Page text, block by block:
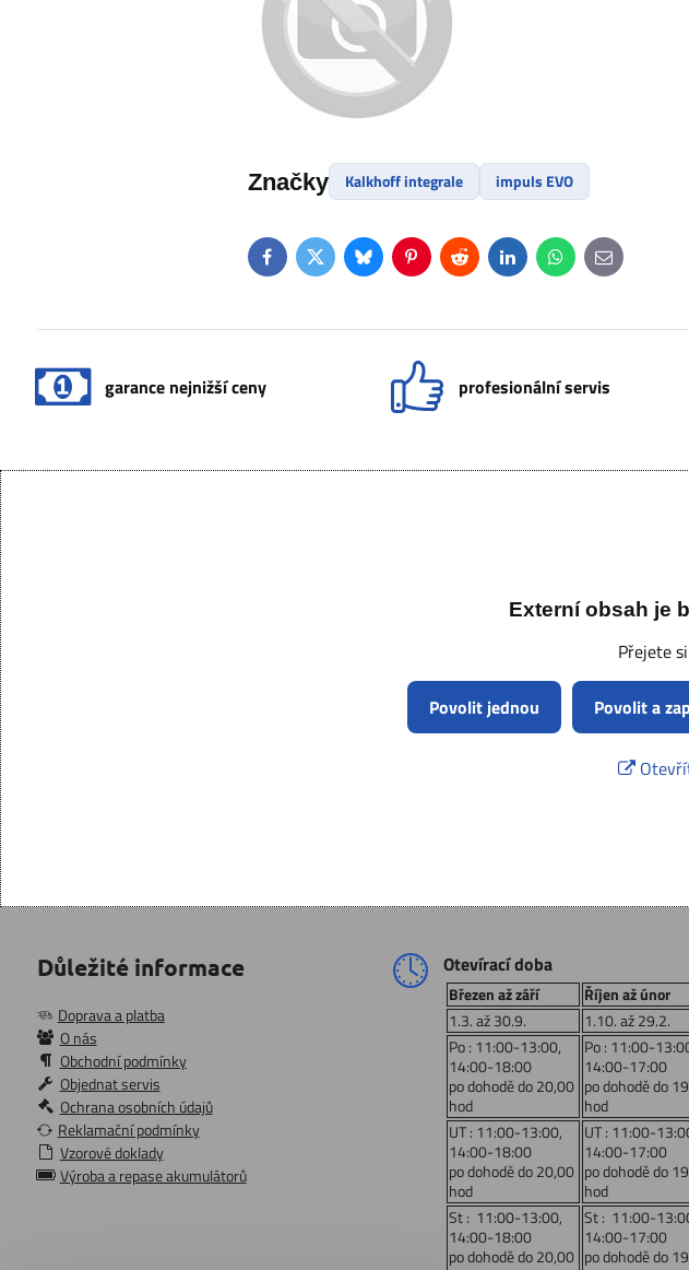
Značky Kalkhoff integrale impuls EVO
FacebookTwitterBlueskyPinterestRedditLinkedInWhatsApp
E-
mail
garance nejnižší ceny profesionální servis
Externí obsah je
Přejete
Povolit jednou Povolit a
Důležité informace
Doprava a platba
O nás
Obchodní podmínky
Objednat servis
Ochrana osobních údajů
Reklamační podmínky
Vzorové doklady
Výroba a repase akumulátorů
Otevírací doba
Březen až září
Říjen až únor
1.3. až 30.9.
1.10. až 29.2.
Po : 11:00-13:00,
14:00-18:00
po dohodě do 20,00
hod
Po : 11:00-
14:00-17:00
po dohodě do
hod
UT : 11:00-13:00,
14:00-18:00
po dohodě do 20,00
hod
UT : 11:00-
14:00-17:00
po dohodě do
hod
St : 11:00-13:00,
14:00-18:00
po dohodě do 20,00
St : 11:00-
14:00-17:00
po dohodě do